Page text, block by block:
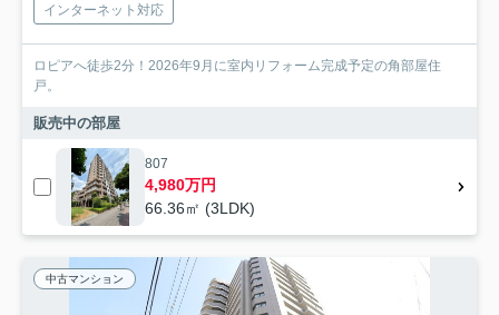
インターネット対応
ロピアへ徒歩2分！2026年9月に室内リフォーム完成予定の角部屋住
戸。
販売中の部屋
807
4,980万円
66.36㎡ (3LDK)
中古マンション